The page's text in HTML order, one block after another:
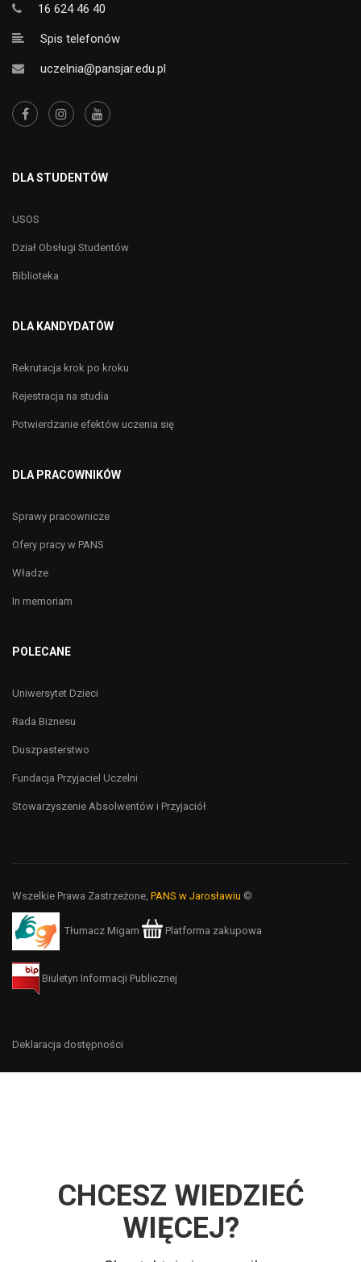
16 624 46 40
Spis telefonów
uczelnia@pansjar.edu.pl
DLA STUDENTÓW
USOS
Dział Obsługi Studentów
Biblioteka
DLA KANDYDATÓW
Rekrutacja krok po kroku
Rejestracja na studia
Potwierdzanie efektów uczenia się
DLA PRACOWNIKÓW
Sprawy pracownicze
Ofery pracy w PANS
Władze
In memoriam
POLECANE
Uniwersytet Dzieci
Rada Biznesu
Duszpasterstwo
Fundacja Przyjaciel Uczelni
Stowarzyszenie Absolwentów i Przyjaciół
Wszelkie Prawa Zastrzeżone, PANS w Jarosławiu ©
Tłumacz Migam Platforma zakupowa
Biuletyn Informacji Publicznej
Deklaracja dostępności
CHCESZ WIEDZIEĆ
WIĘCEJ?